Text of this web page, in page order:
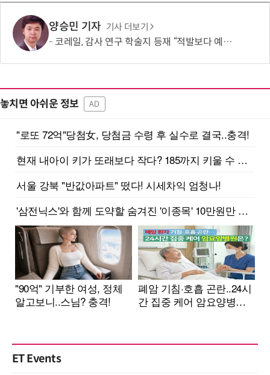
양승민 기자 기사 더보기
코레일, 감사 연구 학술지 등재 “적발보다 예방이 청렴 높인다”
놓치면 아쉬운 정보 AD
ET Events